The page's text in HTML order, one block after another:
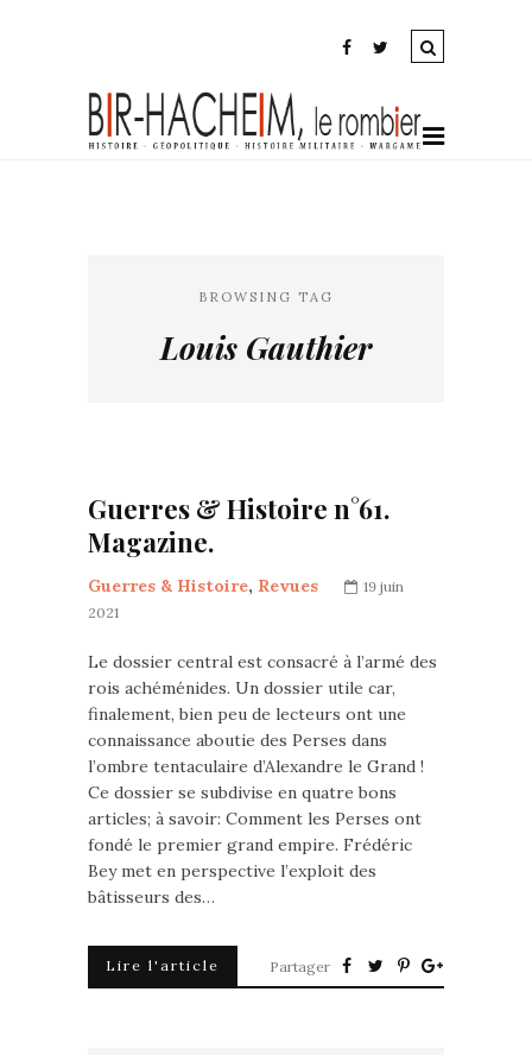
BROWSING TAG
Louis Gauthier
Guerres & Histoire n°61.
Magazine.
Guerres & Histoire, Revues
19 juin
2021
Le dossier central est consacré à l’armé des
rois achéménides. Un dossier utile car,
finalement, bien peu de lecteurs ont une
connaissance aboutie des Perses dans
l’ombre tentaculaire d’Alexandre le Grand !
Ce dossier se subdivise en quatre bons
articles; à savoir: Comment les Perses ont
fondé le premier grand empire. Frédéric
Bey met en perspective l’exploit des
bâtisseurs des…
Lire l'article Partager